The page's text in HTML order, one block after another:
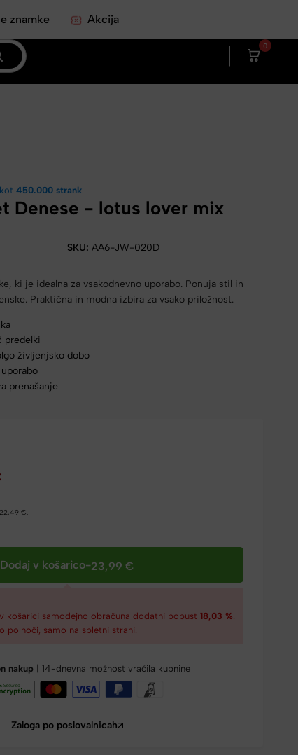
0
znamke Akcija
kot450.000 strank
Denese - lotus lover mix
SKU:AA6-JW-020D
ki je idealna za vsakodnevno uporabo. Ponuja stil in
Praktična in modna izbira za vsako priložnost.
predelki
življenjsko dobo
prenašanje
22,49€.
Dodaj v košarico-23,99€
košarici samodejno obračuna dodatni popust18,03 %.
polnoči, samo na spletni strani.
nakup | 14-dnevna možnost vračila kupnine
Zaloga po poslovalnicah